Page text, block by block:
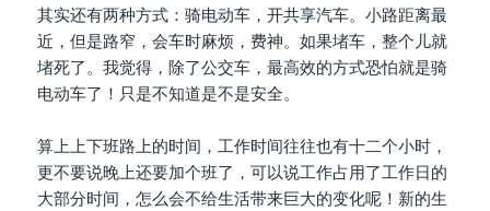
其实还有两种方式：骑电动车，开共享汽车。小路距离最
近，但是路窄，会车时麻烦，费神。如果堵车，整个儿就
堵死了。我觉得，除了公交车，最高效的方式恐怕就是骑
电动车了！只是不知道是不是安全。
算上上下班路上的时间，工作时间往往也有十二个小时，
更不要说晚上还要加个班了，可以说工作占用了工作日的
大部分时间，怎么会不给生活带来巨大的变化呢！新的生